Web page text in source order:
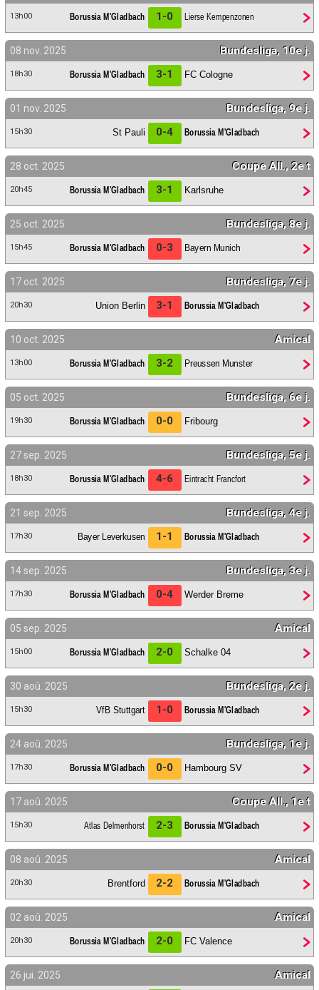
13h00 Borussia M'Gladbach 1-0 Lierse Kempenzonen
08 nov. 2025 Bundesliga, 10e j.
18h30 Borussia M'Gladbach 3-1 FC Cologne
01 nov. 2025 Bundesliga, 9e j.
15h30 St Pauli 0-4 Borussia M'Gladbach
28 oct. 2025 Coupe All., 2e t
20h45 Borussia M'Gladbach 3-1 Karlsruhe
25 oct. 2025 Bundesliga, 8e j.
15h45 Borussia M'Gladbach 0-3 Bayern Munich
17 oct. 2025 Bundesliga, 7e j.
20h30 Union Berlin 3-1 Borussia M'Gladbach
10 oct. 2025 Amical
13h00 Borussia M'Gladbach 3-2 Preussen Munster
05 oct. 2025 Bundesliga, 6e j.
19h30 Borussia M'Gladbach 0-0 Fribourg
27 sep. 2025 Bundesliga, 5e j.
18h30 Borussia M'Gladbach 4-6 Eintracht Francfort
21 sep. 2025 Bundesliga, 4e j.
17h30 Bayer Leverkusen 1-1 Borussia M'Gladbach
14 sep. 2025 Bundesliga, 3e j.
17h30 Borussia M'Gladbach 0-4 Werder Breme
05 sep. 2025 Amical
15h00 Borussia M'Gladbach 2-0 Schalke 04
30 aoû. 2025 Bundesliga, 2e j.
15h30 VfB Stuttgart 1-0 Borussia M'Gladbach
24 aoû. 2025 Bundesliga, 1e j.
17h30 Borussia M'Gladbach 0-0 Hambourg SV
17 aoû. 2025 Coupe All., 1e t
15h30 Atlas Delmenhorst 2-3 Borussia M'Gladbach
08 aoû. 2025 Amical
20h30 Brentford 2-2 Borussia M'Gladbach
02 aoû. 2025 Amical
20h30 Borussia M'Gladbach 2-0 FC Valence
26 jui. 2025 Amical